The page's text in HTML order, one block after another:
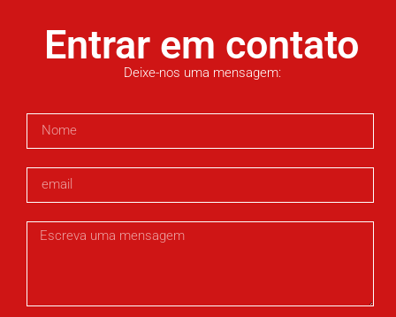
Entrar em contato
Deixe-nos uma mensagem: